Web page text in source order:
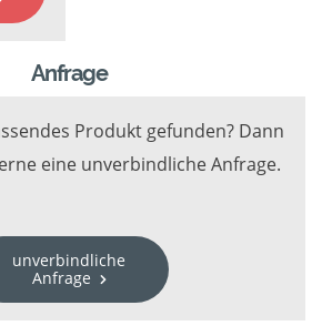
Anfrage
Produkt gefunden? Dann
eine unverbindliche Anfrage.
unverbindliche
Anfrage